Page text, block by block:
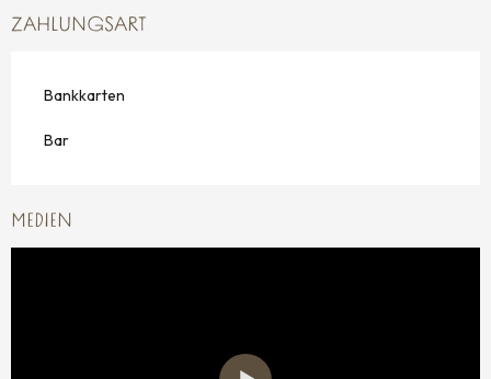
ZAHLUNGSART
Bankkarten
Bar
MEDIEN